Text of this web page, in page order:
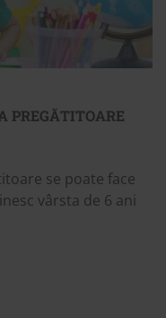
PREGĂTITOARE
se poate face
vârsta de 6 ani